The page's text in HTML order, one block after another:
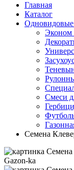
Главная
Каталог
Одновидовые
Эконом
Смеси
Семена